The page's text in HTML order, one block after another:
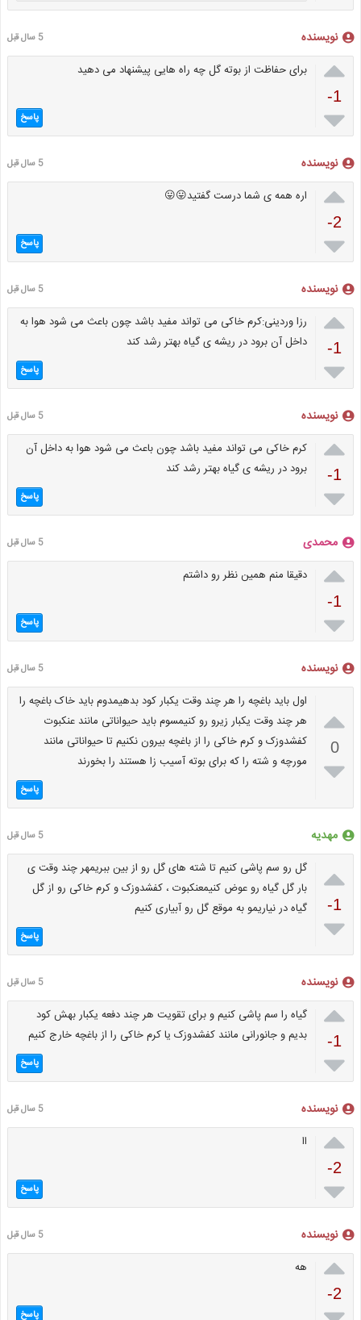
نویسنده 5 سال قبل

-1

برای حفاظت از بوته گل چه راه هایی پیشنهاد می دهید
پاسخ
نویسنده 5 سال قبل

-2

اره همه ی شما درست گفتید😛😛
پاسخ
نویسنده 5 سال قبل

-1

رزا وردینی:کرم خاکی می تواند مفید باشد چون باعث می شود هوا به
داخل آن برود در ریشه ی گیاه بهتر رشد کند
پاسخ
نویسنده 5 سال قبل

-1

کرم خاکی می تواند مفید باشد چون باعث می شود هوا به داخل آن
برود در ریشه ی گیاه بهتر رشد کند
پاسخ
محمدی 5 سال قبل

-1

دقیقا منم همین نظر رو داشتم
پاسخ
نویسنده 5 سال قبل

0

اول باید باغچه را هر چند وقت یکبار کود بدهیمدوم باید خاک باغچه را
هر چند وقت یکبار زیرو رو کنیمسوم باید حیواناتی مانند عنکبوت
کفشدوزک و کرم خاکی را از باغچه بیرون نکنیم تا حیواناتی مانند
مورچه و شته را که برای بوته آسیب زا هستند را بخورند
پاسخ
مهدیه 5 سال قبل

-1

گل رو سم پاشی کنیم تا شته های گل رو از بین ببریمهر چند وقت ی
بار گل گیاه رو عوض کنیمعنکبوت ، کفشدوزک و کرم خاکی رو از گل
گیاه در نیاریمو به موقع گل رو آبیاری کنیم
پاسخ
نویسنده 5 سال قبل

-1

گیاه را سم پاشی کنیم و برای تقویت هر چند دفعه یکبار بهش کود
بدیم و جانورانی مانند کفشدوزک یا کرم خاکی را از باغچه خارج کنیم
پاسخ
نویسنده 5 سال قبل

-2

اا
پاسخ
نویسنده 5 سال قبل

-2
هه
پاسخ